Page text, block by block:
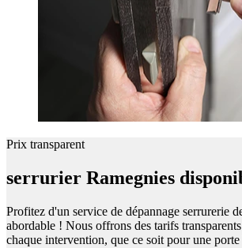
Prix transparent
serrurier Ramegnies
Profitez d'un service de dépannage serrurerie
abordable ! Nous offrons des tarifs
chaque intervention, que ce soit pour une